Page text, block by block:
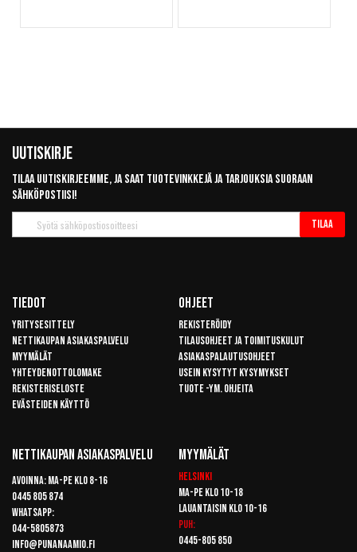
Uutiskirje
Tilaa uutiskirjeemme, ja saat tuotevinkkejä ja tarjouksia suoraan
sähköpostiisi!
uutiskirje
Tilaa
Tiedot
Yritysesittely
Nettikaupan asiakaspalvelu
Myymälät
Yhteydenottolomake
Rekisteriseloste
Evästeiden käyttö
Ohjeet
Rekisteröidy
Tilausohjeet ja toimituskulut
Asiakaspalautusohjeet
Usein kysytyt kysymykset
Tuote -ym. ohjeita
Nettikaupan Asiakaspalvelu
Avoinna: Ma-pe klo 8-16
0445 805 874
Whatsapp:
044-5805873
info@punanaamio.fi
Myymälät
Helsinki
Ma-pe klo 10-18
Lauantaisin klo 10-16
Puh:
0445-805 850